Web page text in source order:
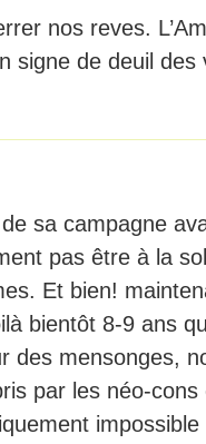
nos reves.
signe de deuil
sa campagne
pas être à la
Et bien!
bientôt 8-9 ans
des mensonges,
par les néo-